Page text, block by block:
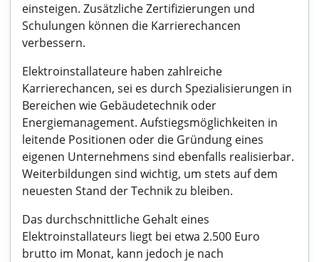
einsteigen. Zusätzliche Zertifizierungen und
Schulungen können die Karrierechancen
verbessern.
Elektroinstallateure haben zahlreiche
Karrierechancen, sei es durch Spezialisierungen in
Bereichen wie Gebäudetechnik oder
Energiemanagement. Aufstiegsmöglichkeiten in
leitende Positionen oder die Gründung eines
eigenen Unternehmens sind ebenfalls realisierbar.
Weiterbildungen sind wichtig, um stets auf dem
neuesten Stand der Technik zu bleiben.
Das durchschnittliche Gehalt eines
Elektroinstallateurs liegt bei etwa 2.500 Euro
brutto im Monat, kann jedoch je nach